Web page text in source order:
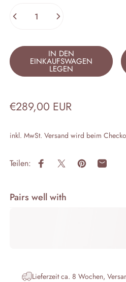
IN DEN
EINKAUFSWAGEN
LEGEN
€289,00 EUR
inkl. MwSt. Versand wird beim
Teilen: Auf Facebook teilen
Auf X teilenAuf Pinterest
Per E-
Pairs well with
Lieferzeit ca. 8 Wochen,